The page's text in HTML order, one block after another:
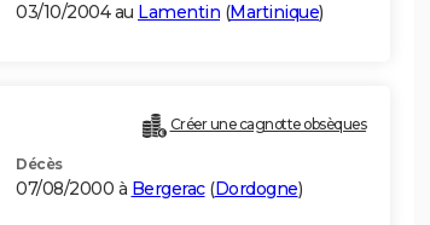
03/10/2004 au Lamentin (Martinique)
Créer une cagnotte obsèques
Décès
07/08/2000 à Bergerac(Dordogne)